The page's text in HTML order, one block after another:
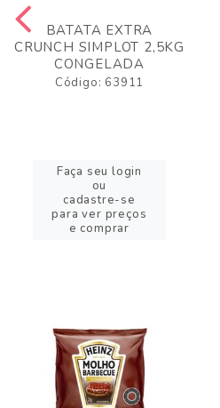
BATATA EXTRA
CRUNCH SIMPLOT 2,5KG
CONGELADA
Código: 63911
Faça seu login
ou
cadastre-se
para ver preços
e comprar